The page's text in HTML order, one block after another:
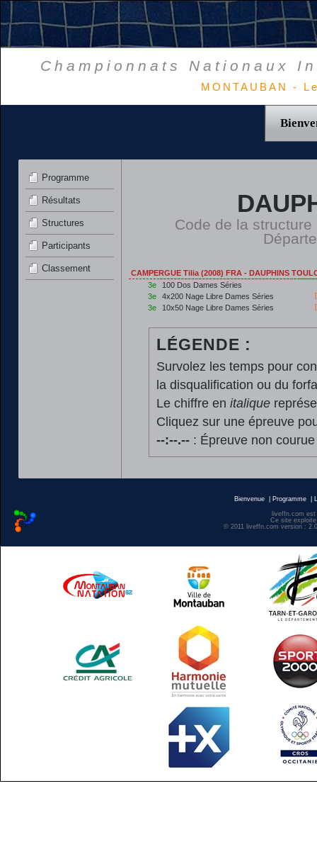
Championnats Nationaux
MONTAUBAN -
Programme
Résultats
Structures
Participants
Classement
Code de la
CAMPERGUE Tilia (2008) FRA - DAUPHINS
3e
100 Dos Dames Séries
3e
4x200 Nage Libre Dames Séries
3e 10x50 Nage Libre Dames Séries
LÉGENDE :
Survolez les temps pour
la disqualification ou du
Le chiffre en italique
Cliquez sur une épreuve
--:--.--: Épreuve non
Bienvenue Programme
liveffn.com
Ce site
© 2011 liveffn.com version :